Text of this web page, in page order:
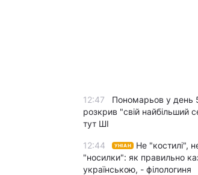
12:47
Пономарьов у день
розкрив "свій найбільший
тут ШІ
12:44 УНІАН
Не "костилі",
"носилки": як правильно
українською, - філологиня